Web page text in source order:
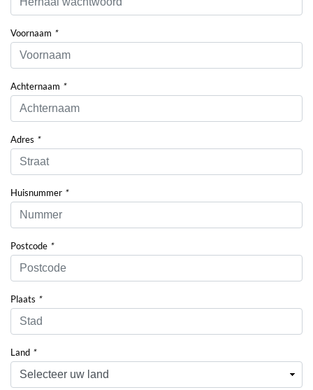
Voornaam *
Achternaam *
Adres *
Huisnummer *
Postcode *
Plaats *
Land *